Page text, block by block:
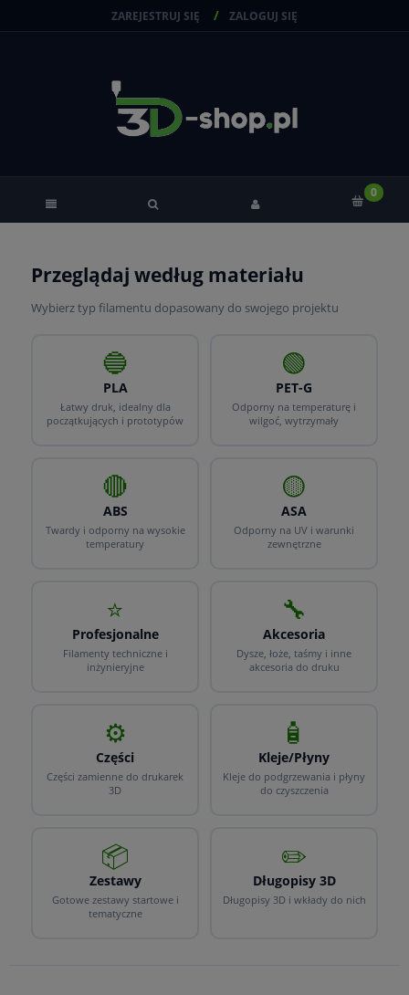
ZAREJESTRUJ SIĘ ZALOGUJ SIĘ
Przeglądaj według materiału
Wybierz typ filamentu dopasowany do swojego projektu
🔵
PLA
Łatwy druk, idealny dla
początkujących i prototypów
🟢
PET-G
Odporny na temperaturę i
wilgoć, wytrzymały
🔴
ABS
Twardy i odporny na wysokie
temperatury
🟡
ASA
Odporny na UV i warunki
zewnętrzne
⭐
Profesjonalne
Filamenty techniczne i
inżynieryjne
🔧
Akcesoria
Dysze, łoże, taśmy i inne
akcesoria do druku
⚙️
Części
Części zamienne do drukarek
3D
🧴
Kleje/Płyny
Kleje do podgrzewania i płyny
do czyszczenia
📦
Zestawy
Gotowe zestawy startowe i
tematyczne
✏️
Długopisy 3D
Długopisy 3D i wkłady do nich